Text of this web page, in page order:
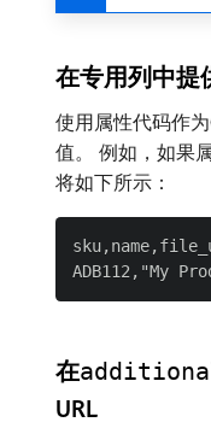
在专用列中提
使用属性代码作
值。 例如，如果
将如下所示：
在
URL